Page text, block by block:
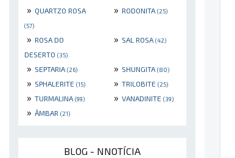
» QUARTZO ROSA
(57)
» RODONITA (25)
» ROSA DO
DESERTO (35)
» SAL ROSA (42)
» SEPTARIA (26) » SHUNGITA (80)
» SPHALERITE (15) » TRILOBITE (25)
» TURMALINA (99) » VANADINITE (39)
» ÂMBAR (21)
BLOG - NNOTÍCIA